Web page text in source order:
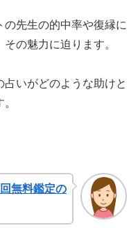
先生の的中率や復縁に
の魅力に迫ります。
いがどのような助けと
無料鑑定の